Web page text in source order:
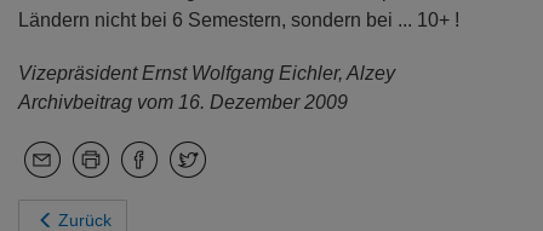
Ländern nicht bei 6 Semestern, sondern bei ... 10+ !
Vizepräsident Ernst Wolfgang Eichler, Alzey
Archivbeitrag vom 16. Dezember 2009
Zurück